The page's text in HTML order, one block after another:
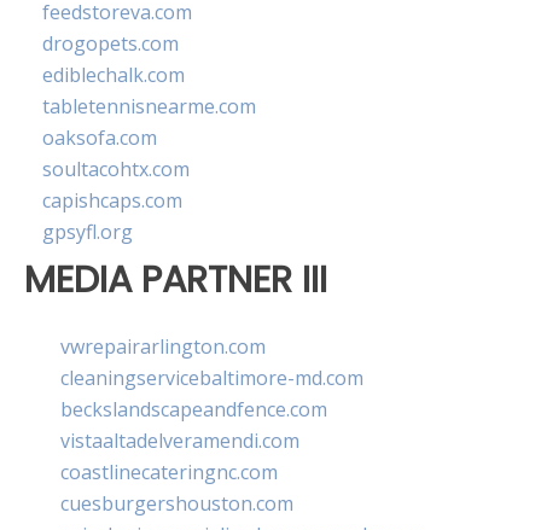
feedstoreva.com
drogopets.com
ediblechalk.com
tabletennisnearme.com
oaksofa.com
soultacohtx.com
capishcaps.com
gpsyfl.org
MEDIA PARTNER III
vwrepairarlington.com
cleaningservicebaltimore-md.com
beckslandscapeandfence.com
vistaaltadelveramendi.com
coastlinecateringnc.com
cuesburgershouston.com